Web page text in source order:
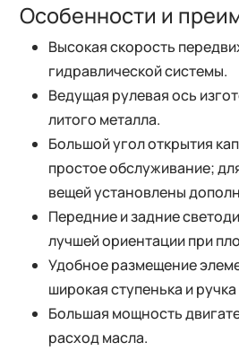
Особенности и
Высокая скорость
гидравлической системы.
Ведущая рулевая ось
литого металла.
Большой угол открытия
простое обслуживание;
вещей установлены
Передние и задние
лучшей ориентации при
Удобное размещение
широкая ступенька и
Большая мощность
расход масла.